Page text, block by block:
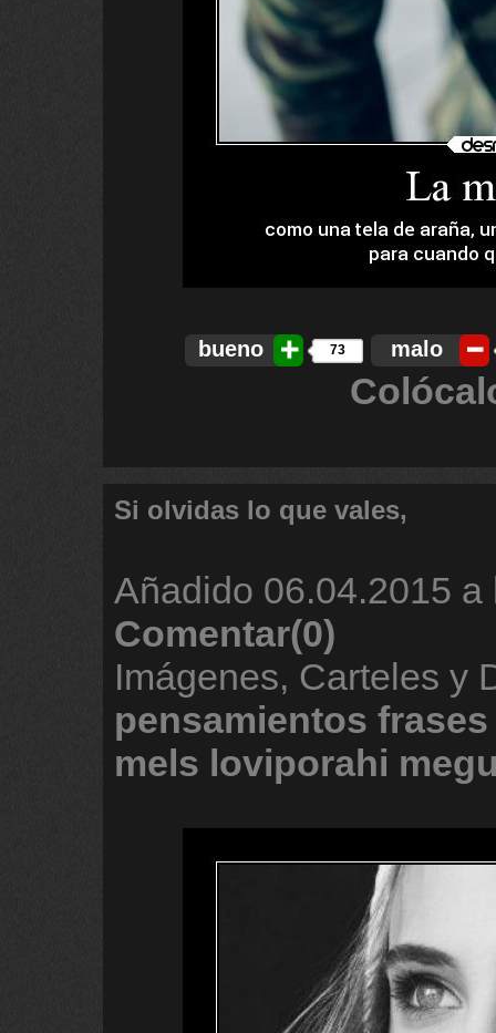
bueno 73 malo
Si olvidas lo que vales,
Añadido 06.04.2015 a
Comentar(0)
Imágenes, Carteles y
pensamientos frases
mels loviporahi